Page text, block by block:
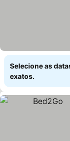
Selecione as
exatos.